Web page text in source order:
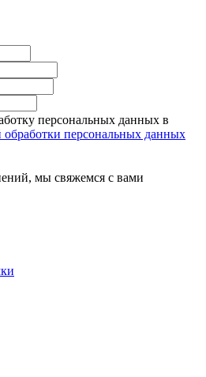
персональных данных в
обработки персональных данных
мы свяжемся с вами